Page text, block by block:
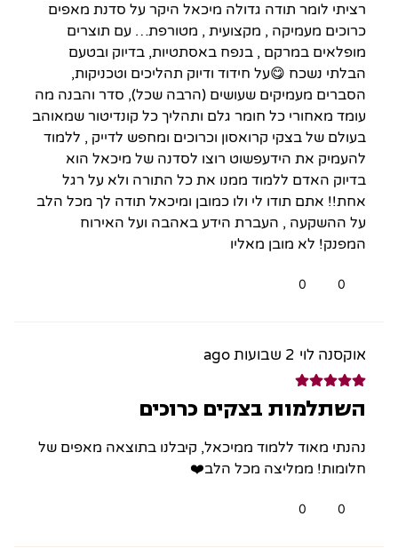
רציתי לומר תודה גדולה מיכאל היקר על סדנת מאפים
כרוכים מעמיקה , מקצועית , מטורפת… עם תוצרים
מופלאים במרקם , בנפח באסתטיות, בדיוק ובטעם
הבלתי נשכח 😋על חידוד ודיוק תהליכים וטכניקות,
הסברים מעמיקים שעושים (הרבה שכל), סדר והבנה מה
עומד מאחורי כל חומר גלם ותהליך כל קונדיטור שמאוהב
בעולם של בצקי קרואסון וכרוכים ומחפש לדייק , ללמוד
להעמיק את הידעפשוט רוצו לסדנה של מיכאל הוא
בדיוק האדם ללמוד ממנו את כל התורה ולא על רגל
אחת!! אתם תודו לי ולו כמובן ומיכאל תודה לך מכל הלב
על ההשקעה , העברת הידע באהבה ועל האירוח
המפנק! לא מובן מאליו
0
0
אוקסנה לוי 2 שבועות ago
השתלמות בצקים כרוכים
נהנתי מאוד ללמוד ממיכאל, קיבלנו בתוצאה מאפים של
חלומות! ממליצה מכל הלב❤️
0
0